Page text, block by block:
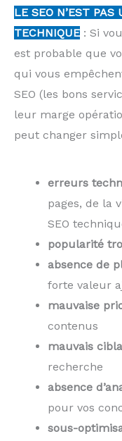
LE SEO N’EST PAS
TECHNIQUE : Si
est probable que
qui vous
SEO (les bons
leur marge
peut changer
erreurs
pages, de la
SEO
popularité
absence de
forte valeur
mauvaise
contenus
mauvais
recherche
absence
pour vos
sous-